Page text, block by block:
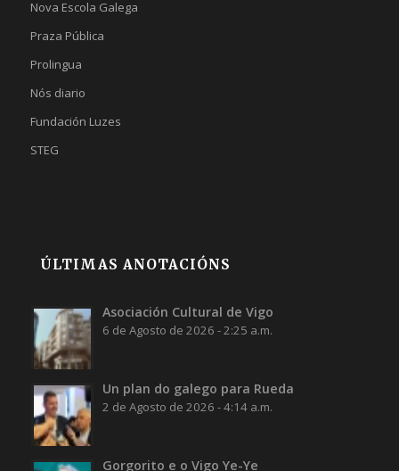
Nova Escola Galega
Praza Pública
Prolingua
Nós diario
Fundación Luzes
STEG
ÚLTIMAS ANOTACIÓNS
Asociación Cultural de Vigo
6 de Agosto de 2026 - 2:25 a.m.
Un plan do galego para Rueda
2 de Agosto de 2026 - 4:14 a.m.
Gorgorito e o Vigo Ye-Ye